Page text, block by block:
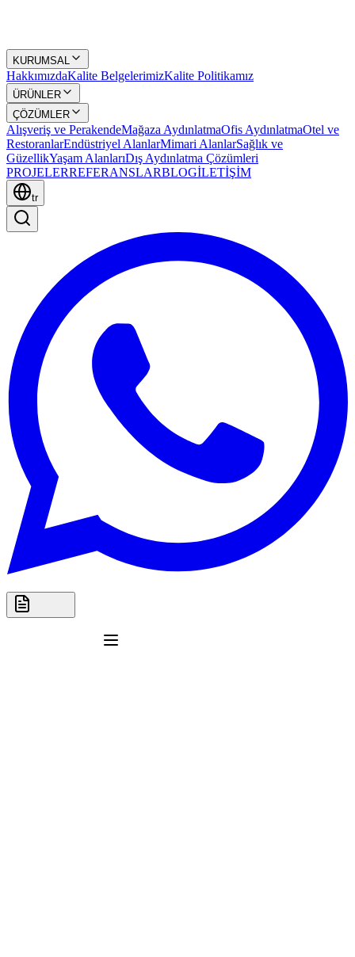
KURUMSAL
HakkımızdaKalite BelgelerimizKalite Politikamız
ÜRÜNLER
ÇÖZÜMLER
Alışveriş ve PerakendeMağaza AydınlatmaOfis AydınlatmaOtel ve
RestoranlarEndüstriyel AlanlarMimari AlanlarSağlık ve
GüzellikYaşam AlanlarıDış Aydınlatma Çözümleri
PROJELERREFERANSLARBLOGİLETİŞİM
tr